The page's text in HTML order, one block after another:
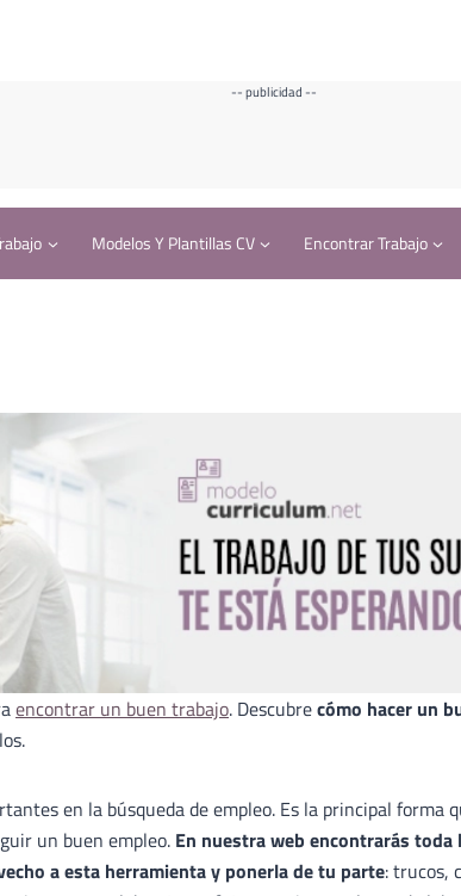
-- publicidad --
Modelos Y Plantillas CV Encontrar Trabajo
encontrar un buen trabajo. Descubrecómo hacer un
en la búsqueda de empleo. Es la principal forma
un buen empleo. En nuestra web encontrarás toda
a esta herramienta y ponerla de tu parte: trucos,